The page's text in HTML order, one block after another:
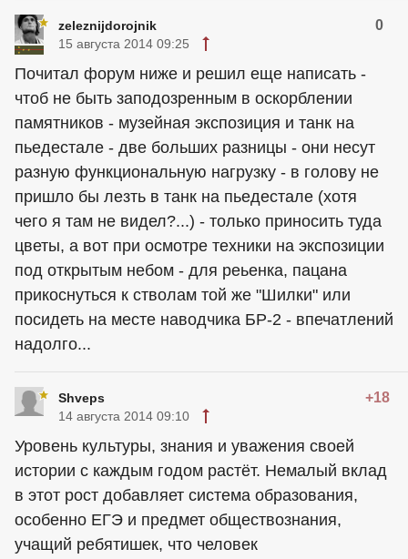
zeleznijdorojnik 0
15 августа 2014 09:25
Почитал форум ниже и решил еще написать -
чтоб не быть заподозренным в оскорблении
памятников - музейная экспозиция и танк на
пьедестале - две больших разницы - они несут
разную функциональную нагрузку - в голову не
пришло бы лезть в танк на пьедестале (хотя
чего я там не видел?...) - только приносить туда
цветы, а вот при осмотре техники на экспозиции
под открытым небом - для реьенка, пацана
прикоснуться к стволам той же "Шилки" или
посидеть на месте наводчика БР-2 - впечатлений
надолго...
Shveps +18
14 августа 2014 09:10
Уровень культуры, знания и уважения своей
истории с каждым годом растёт. Немалый вклад
в этот рост добавляет система образования,
особенно ЕГЭ и предмет обществознания,
учащий ребятишек, что человек